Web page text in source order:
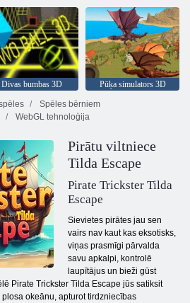
Divas bumbas 3D
Pūķa simulators 3D
Spēles bērniem
WebGL tehnoloģija
Pirātu viltniece
Tilda Escape
Pirate Trickster Tilda
Escape
Sievietes pirātes jau sen
vairs nav kaut kas eksotisks,
viņas prasmīgi pārvalda
savu apkalpi, kontrolē
laupītājus un bieži gūst
Pirate Trickster Tilda Escape jūs satiksit
okeānu, apturot tirdzniecības